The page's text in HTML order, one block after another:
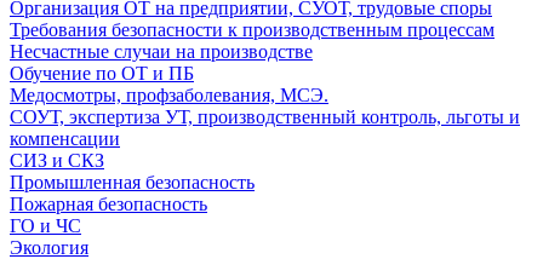
Организация ОТ на предприятии, СУОТ, трудовые споры
Требования безопасности к производственным процессам
Несчастные случаи на производстве
Обучение по ОТ и ПБ
Медосмотры, профзаболевания, МСЭ.
СОУТ, экспертиза УТ, производственный контроль, льготы и
компенсации
СИЗ и СКЗ
Промышленная безопасность
Пожарная безопасность
ГО и ЧС
Экология